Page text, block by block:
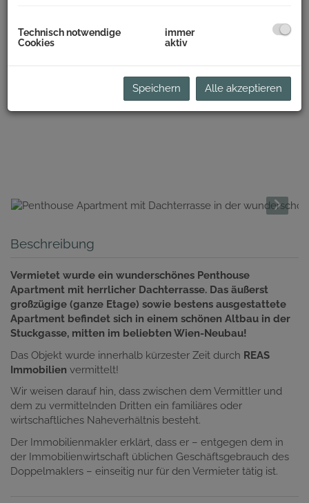
Beschreibung
Vermietet wurde ein wunderschönes Penthouse
Apartment mit herrlicher Dachterrasse. Das äußerst
großzügige (ganze Etage) sowie bestens ausgestattete
Apartment befindet sich in einem schönen Altbau in der
Stuckgasse, mitten im beliebten Wien-Neubau!
Das Objekt wurde innerhalb kürzester Zeit durch REAS
Immobilien vermittelt!
Wir weisen darauf hin, dass zwischen dem Vermittler und
dem zu vermittelnden Dritten ein familiäres oder
wirtschaftliches Naheverhältnis besteht.
Der Immobilienmakler erklärt, dass er – entgegen dem in
der Immobilienwirtschaft üblichen Geschäftsgebrauch des
Doppelmaklers – einseitig nur für den Vermieter tätig ist.
Technisch notwendige
Cookies
immer
aktiv
Speichern Alle akzeptieren